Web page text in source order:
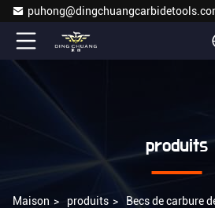
produits
Maison > produits > Becs de carbure